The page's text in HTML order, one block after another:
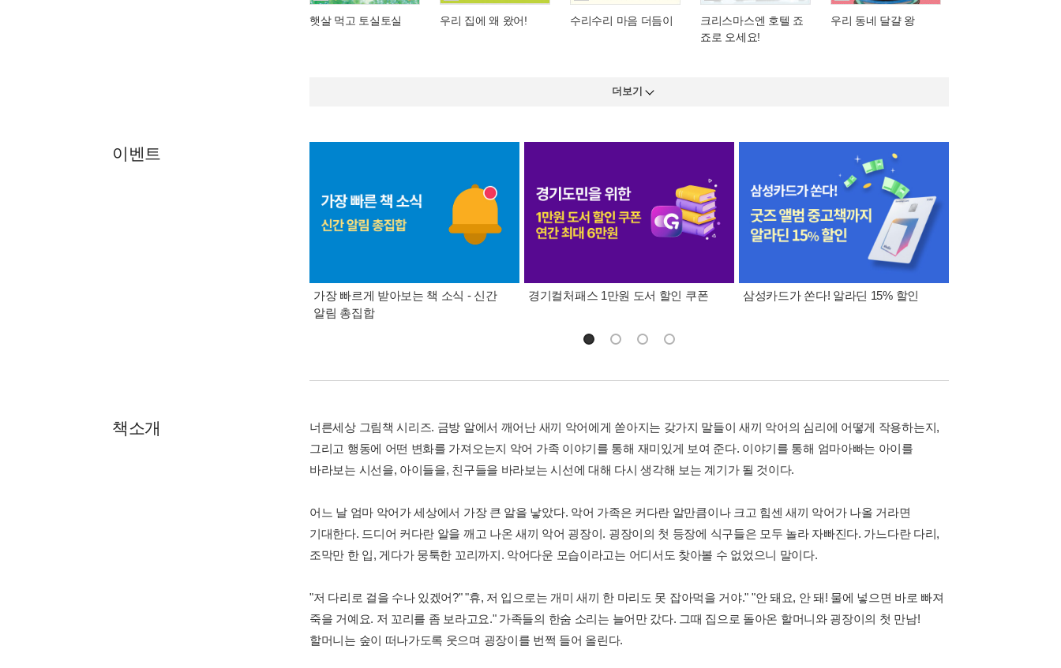
햇살 먹고 토실토실 우리 집에 왜 왔어! 수리수리 마음 더듬이
크리스마스엔 호텔 죠
죠로 오세요!
우리 동네 달걀 왕
더보기
이벤트
가장 빠르게 받아보는 책 소식 - 신간
알림 총집합
경기컬처패스 1만원 도서 할인 쿠폰 삼성카드가 쏜다! 알라딘 15% 할인
책소개
너른세상 그림책 시리즈. 금방 알에서 깨어난 새끼 악어에게 쏟아지는 갖가지 말들이 새끼 악어의 심리에 어떻게 작용하는지,
그리고 행동에 어떤 변화를 가져오는지 악어 가족 이야기를 통해 재미있게 보여 준다. 이야기를 통해 엄마아빠는 아이를
바라보는 시선을, 아이들을, 친구들을 바라보는 시선에 대해 다시 생각해 보는 계기가 될 것이다.
어느 날 엄마 악어가 세상에서 가장 큰 알을 낳았다. 악어 가족은 커다란 알만큼이나 크고 힘센 새끼 악어가 나올 거라면
기대한다. 드디어 커다란 알을 깨고 나온 새끼 악어 굉장이. 굉장이의 첫 등장에 식구들은 모두 놀라 자빠진다. 가느다란 다리,
조막만 한 입, 게다가 뭉툭한 꼬리까지. 악어다운 모습이라고는 어디서도 찾아볼 수 없었으니 말이다.
"저 다리로 걸을 수나 있겠어?" "휴, 저 입으로는 개미 새끼 한 마리도 못 잡아먹을 거야." "안 돼요, 안 돼! 물에 넣으면 바로 빠져
죽을 거예요. 저 꼬리를 좀 보라고요." 가족들의 한숨 소리는 늘어만 갔다. 그때 집으로 돌아온 할머니와 굉장이의 첫 만남!
할머니는 숲이 떠나가도록 웃으며 굉장이를 번쩍 들어 올린다.